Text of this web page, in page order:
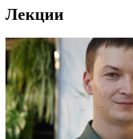
Лекции